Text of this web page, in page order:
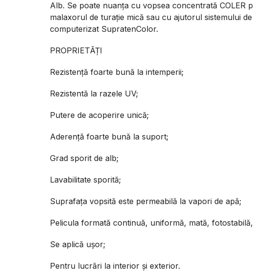
Alb. Se poate nuanța cu vopsea concentrată COLER
malaxorul de turație mică sau cu ajutorul sistemului
computerizat SupratenColor.
PROPRIETĂȚI
Rezistență foarte bună la intemperii;
Rezistentă la razele UV;
Putere de acoperire unică;
Aderență foarte bună la suport;
Grad sporit de alb;
Lavabilitate sporită;
Suprafața vopsită este permeabilă la vapori de apă;
Pelicula formată continuă, uniformă, mată,
Se aplică ușor;
Pentru lucrări la interior şi exterior.